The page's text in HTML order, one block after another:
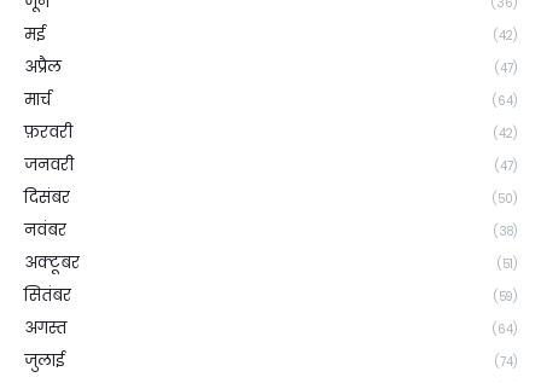
मई (42)
अप्रैल (47)
मार्च (64)
फ़रवरी (42)
जनवरी (47)
दिसंबर (50)
नवंबर (38)
अक्टूबर (51)
सितंबर (59)
अगस्त (64)
जुलाई (74)